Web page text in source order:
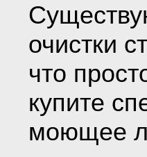
очистки
что
купите
моющее